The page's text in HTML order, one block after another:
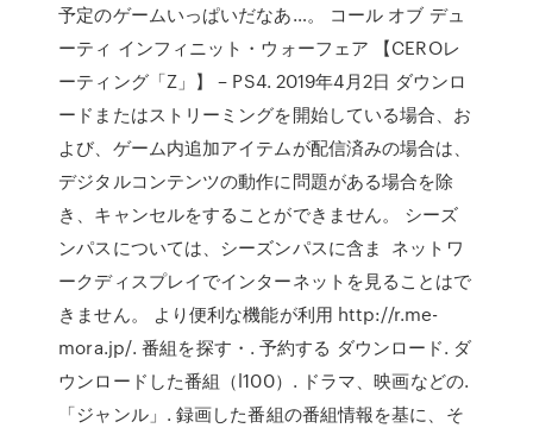
予定のゲームいっぱいだなあ…。 コール オブ デュ
ーティ インフィニット・ウォーフェア 【CEROレ
ーティング「Z」】 – PS4. 2019年4月2日 ダウンロ
ードまたはストリーミングを開始している場合、お
よび、ゲーム内追加アイテムが配信済みの場合は、
デジタルコンテンツの動作に問題がある場合を除
き、キャンセルをすることができません。 シーズ
ンパスについては、シーズンパスに含ま ネットワ
ークディスプレイでインターネットを見ることはで
きません。 より便利な機能が利用 http://r.me-
mora.jp/. 番組を探す・. 予約する ダウンロード. ダ
ウンロードした番組（l100）. ドラマ、映画などの.
「ジャンル」. 録画した番組の番組情報を基に、そ